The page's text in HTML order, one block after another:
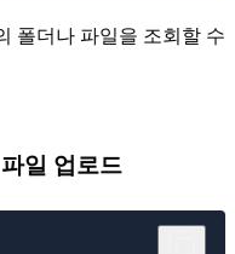
폴더나 파일을 조회할 수
일 업로드